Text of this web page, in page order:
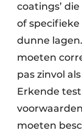
coatings’
of
dunne
moeten
pas zinvol
Erkende
moeten